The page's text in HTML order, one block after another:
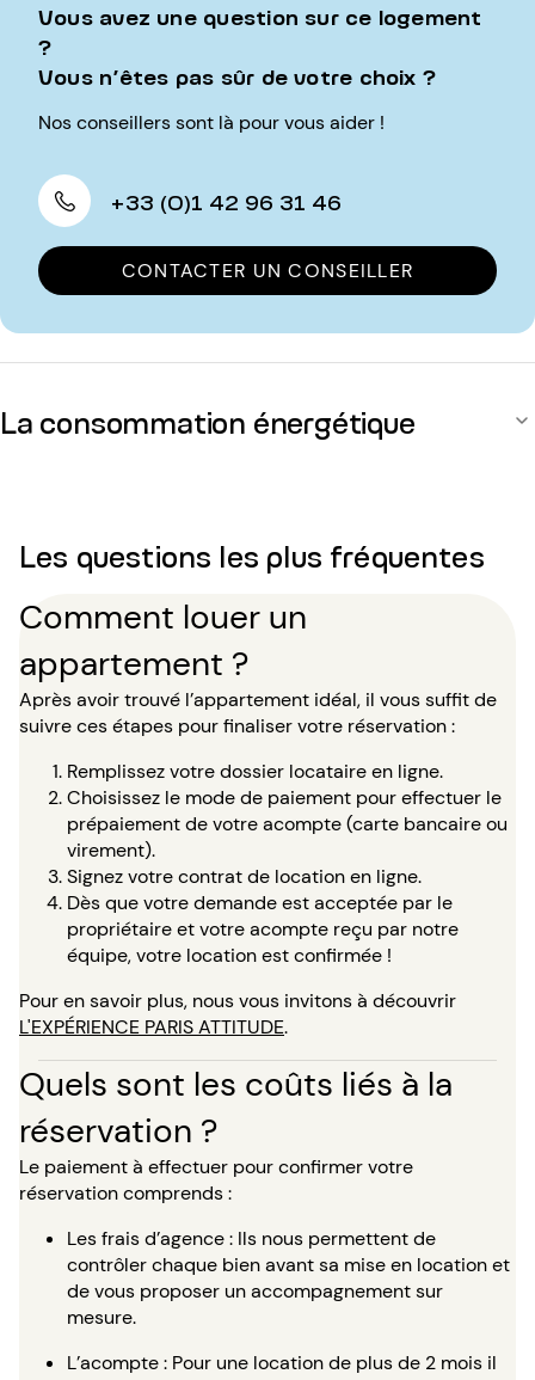
Vous avez une question sur ce logement
?
Vous n’êtes pas sûr de votre choix ?
Nos conseillers sont là pour vous aider !
+33 (0)1 42 96 31 46
CONTACTER UN CONSEILLER
La consommation énergétique
Les questions les plus fréquentes
Comment louer un
appartement ?
Après avoir trouvé l’appartement idéal, il vous suffit de
suivre ces étapes pour finaliser votre réservation :
Remplissez votre dossier locataire en ligne.
Choisissez le mode de paiement pour effectuer le
prépaiement de votre acompte (carte bancaire ou
virement).
Signez votre contrat de location en ligne.
Dès que votre demande est acceptée par le
propriétaire et votre acompte reçu par notre
équipe, votre location est confirmée !
Pour en savoir plus, nous vous invitons à découvrir
L'EXPÉRIENCE PARIS ATTITUDE.
Quels sont les coûts liés à la
réservation ?
Le paiement à effectuer pour confirmer votre
réservation comprends :
Les frais d’agence : Ils nous permettent de
contrôler chaque bien avant sa mise en location et
de vous proposer un accompagnement sur
mesure.
L’acompte : Pour une location de plus de 2 mois il